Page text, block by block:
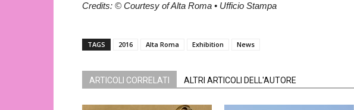
Credits: © Courtesy of Alta Roma • Ufficio Stampa
TAGS 2016 Alta Roma Exhibition News
ARTICOLI CORRELATI ALTRI ARTICOLI DELL'AUTORE